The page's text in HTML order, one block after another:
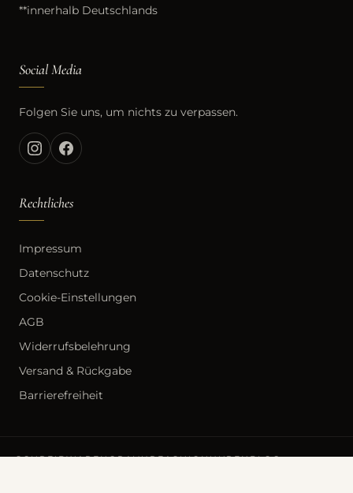
**innerhalb Deutschlands
Social Media
Folgen Sie uns, um nichts zu verpassen.
Rechtliches
Impressum
Datenschutz
Cookie-Einstellungen
AGB
Widerrufsbelehrung
Versand & Rückgabe
Barrierefreiheit
SCHREIBWARENGRAVURFASHIONUHRENBLOG